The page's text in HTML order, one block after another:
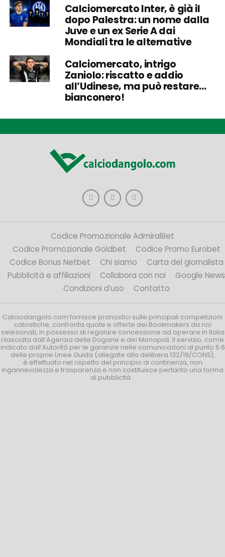
Calciomercato Inter, è già il
dopo Palestra: un nome dalla
Juve e un ex Serie A dai
Mondiali tra le alternative
Calciomercato, intrigo
Zaniolo: riscatto e addio
all’Udinese, ma può restare…
bianconero!
Codice Promozionale AdmiralBet
Codice Promozionale Goldbet
Codice Promo Eurobet
Codice Bonus Netbet
Chi siamo
Carta del giornalista
Pubblicità e affiliazioni
Collabora con noi
Google News
Condizioni d’uso
Contatto
Calciodangolo.com fornisce pronostici sulle principali competizioni
calcistiche, confronta quote e offerte dei Bookmakers da noi
selezionati, in possesso di regolare concessione ad operare in Italia
rilasciata dall’Agenzia delle Dogane e dei Monopoli. Il servizio, come
indicato dall’Autorità per le garanzie nelle comunicazioni al punto 5.6
delle proprie Linee Guida (allegate alla delibera 132/19/CONS),
è effettuato nel rispetto del principio di continenza, non
ingannevolezza e trasparenza e non costituisce pertanto una forma
di pubblicità.